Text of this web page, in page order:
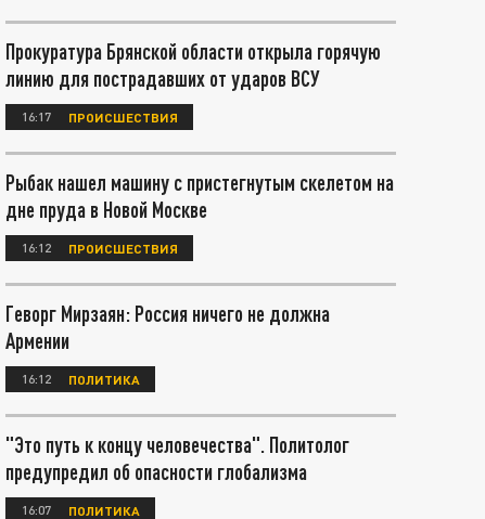
Прокуратура Брянской области открыла горячую
линию для пострадавших от ударов ВСУ
16:17 ПРОИСШЕСТВИЯ
Рыбак нашел машину с пристегнутым скелетом на
дне пруда в Новой Москве
16:12 ПРОИСШЕСТВИЯ
Геворг Мирзаян: Россия ничего не должна
Армении
16:12 ПОЛИТИКА
"Это путь к концу человечества". Политолог
предупредил об опасности глобализма
16:07 ПОЛИТИКА